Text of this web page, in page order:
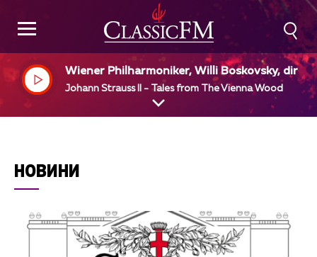
Wiener Philharmoniker, Willi Boskovsky, dir
Johann Strauss II - Tales from The Vienna Wood
НОВИНИ